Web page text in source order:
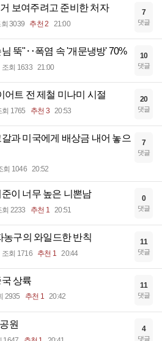
보여주려고 준비한 처자
3039 추천 2 21:00
7
댓글
님 뚝"‥폭염 속 '개문냉방' 70%
조회 1633 21:00
10
댓글
어트 전 제철 미나미 시절
회 1765 추천 3 20:53
20
댓글
과 미국에게 배상금 내어 놓으
회 1046 20:52
7
댓글
이 너무 높은 니뽄남
회 2233 추천 1 20:51
0
댓글
농구의 와일드한 반칙
조회 1716 추천 1 20:44
11
댓글
상륙
2935 추천 1 20:42
11
댓글
원 4
댓글